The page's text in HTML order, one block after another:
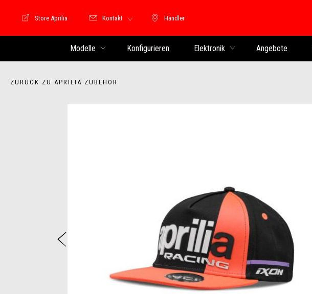
Händler
Händler
Store Motoguzzi
Store Aprilia Kontakt
Modelle Konfigurieren Elektronik Angebote
ZURÜCK ZU APRILIA ZUBEHÖR